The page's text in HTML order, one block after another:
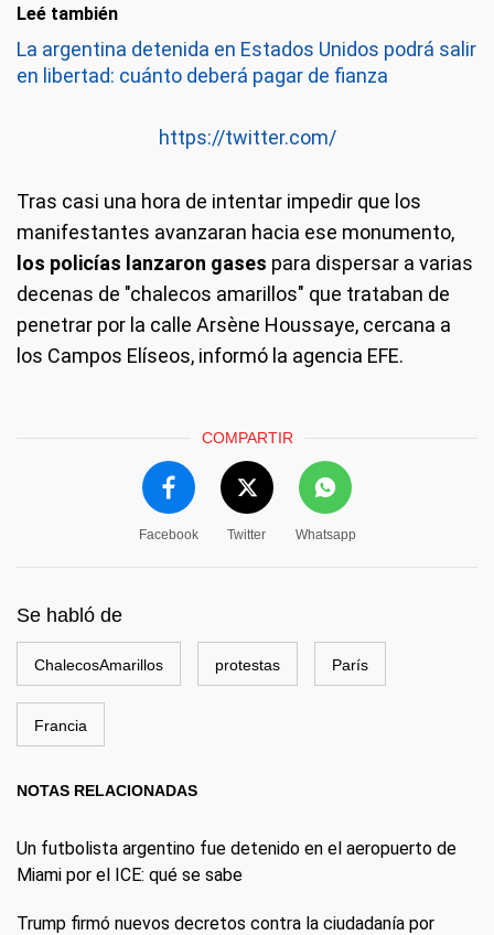
Leé también
La argentina detenida en Estados Unidos podrá salir
en libertad: cuánto deberá pagar de fianza
https://twitter.com/
Tras casi una hora de intentar impedir que los
manifestantes avanzaran hacia ese monumento,
los policías lanzaron gases para dispersar a varias
decenas de "chalecos amarillos" que trataban de
penetrar por la calle Arsène Houssaye, cercana a
los Campos Elíseos, informó la agencia EFE.
COMPARTIR
Facebook Twitter Whatsapp
Se habló de
ChalecosAmarillos protestas París
Francia
NOTAS RELACIONADAS
Un futbolista argentino fue detenido en el aeropuerto de
Miami por el ICE: qué se sabe
Trump firmó nuevos decretos contra la ciudadanía por